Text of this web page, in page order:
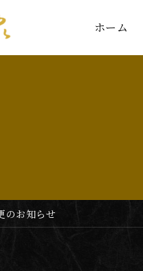
ホーム
ホーム
のお知らせ